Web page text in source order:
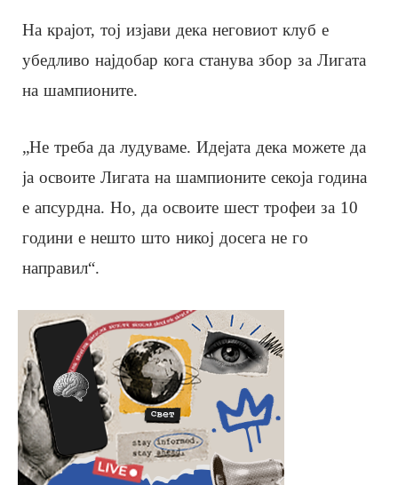
На крајот, тој изјави дека неговиот клуб е
убедливо најдобар кога станува збор за Лигата
на шампионите.
„Не треба да лудуваме. Идејата дека можете да
ја освоите Лигата на шампионите секоја година
е апсурдна. Но, да освоите шест трофеи за 10
години е нешто што никој досега не го
направил“.